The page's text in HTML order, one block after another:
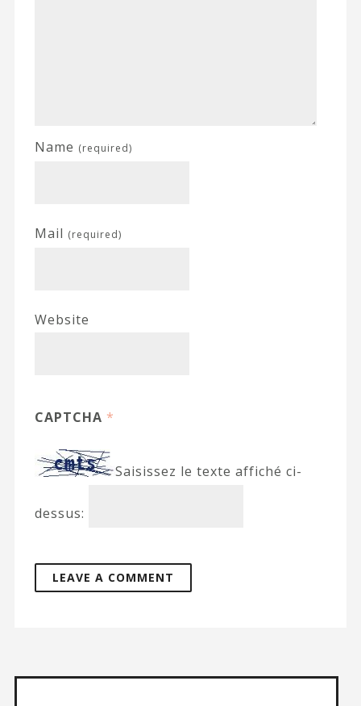
Name (required)
Mail (required)
Website
CAPTCHA *
Saisissez le texte affiché ci-
dessus: